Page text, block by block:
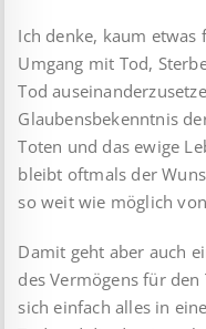
Ich denke, kaum
Umgang mit Tod,
Tod
Glaubensbekenntnis
Toten und das ewige
bleibt oftmals der
so weit wie möglich
Damit geht aber auch
des Vermögens für
sich einfach alles in